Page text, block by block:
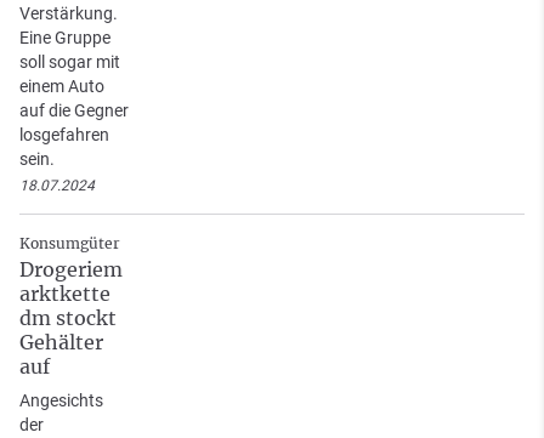
Verstärkung.
Eine Gruppe
soll sogar mit
einem Auto
auf die Gegner
losgefahren
sein.
18.07.2024
Konsumgüter
Drogeriem
arktkette
dm stockt
Gehälter
auf
Angesichts
der